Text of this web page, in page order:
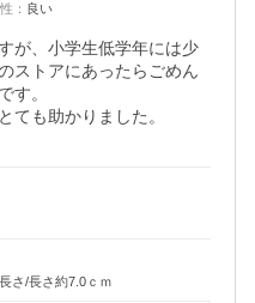
： 良い
が、小学生低学年には少
ストアにあったらごめん
す。
ても助かりました。
さ/長さ約7.0ｃｍ